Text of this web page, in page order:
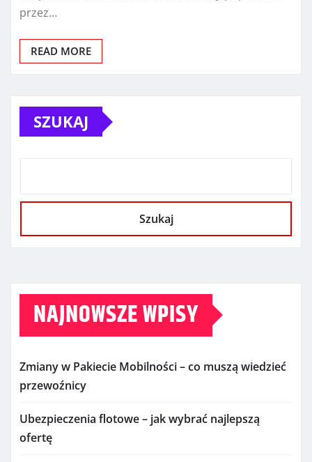
przez…
READ MORE
SZUKAJ
Szukaj
NAJNOWSZE WPISY
Zmiany w Pakiecie Mobilności – co muszą wiedzieć
przewoźnicy
Ubezpieczenia flotowe – jak wybrać najlepszą
ofertę